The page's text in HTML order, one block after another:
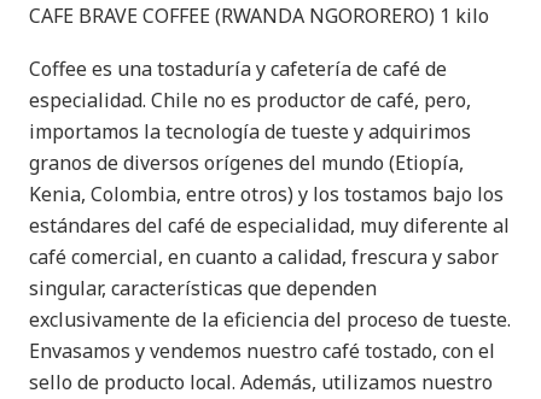
CAFE BRAVE COFFEE (RWANDA NGORORERO) 1 kilo
Coffee es una tostaduría y cafetería de café de
especialidad. Chile no es productor de café, pero,
importamos la tecnología de tueste y adquirimos
granos de diversos orígenes del mundo (Etiopía,
Kenia, Colombia, entre otros) y los tostamos bajo los
estándares del café de especialidad, muy diferente al
café comercial, en cuanto a calidad, frescura y sabor
singular, características que dependen
exclusivamente de la eficiencia del proceso de tueste.
Envasamos y vendemos nuestro café tostado, con el
sello de producto local. Además, utilizamos nuestro